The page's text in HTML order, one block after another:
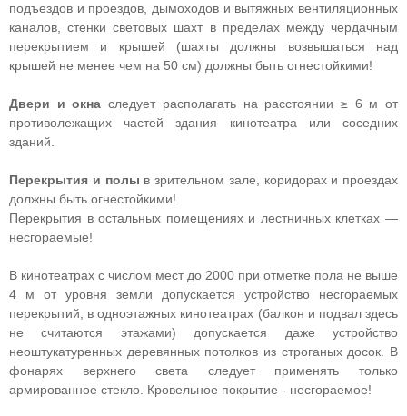
подъездов и проездов, дымоходов и вытяжных вентиляционных
каналов, стенки световых шахт в пределах между чердачным
перекрытием и крышей (шахты должны возвышаться над
крышей не менее чем на 50 см) должны быть огнестойкими!
Двери и окна следует располагать на расстоянии ≥ 6 м от
противолежащих частей здания кинотеатра или соседних
зданий.
Перекрытия и полы в зрительном зале, коридорах и проездах
должны быть огнестойкими!
Перекрытия в остальных помещениях и лестничных клетках —
несгораемые!
В кинотеатрах с числом мест до 2000 при отметке пола не выше
4 м от уровня земли допускается устройство несгораемых
перекрытий; в одноэтажных кинотеатрах (балкон и подвал здесь
не считаются этажами) допускается даже устройство
неоштукатуренных деревянных потолков из строганых досок. В
фонарях верхнего света следует применять только
армированное стекло. Кровельное покрытие - несгораемое!